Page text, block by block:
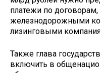
платежи по
железнодорожными
лизинговыми
Также глава
включить в